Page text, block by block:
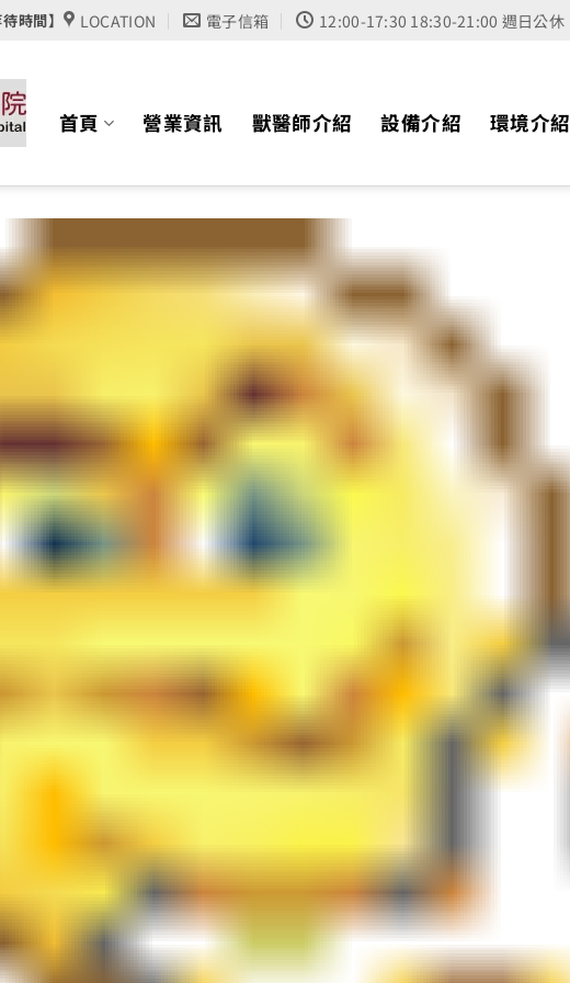
時間】 LOCATION 電子信箱 12:00-17:30 18:30-21:00 週日公休
首頁 營業資訊 獸醫師介紹 設備介紹 環境介紹